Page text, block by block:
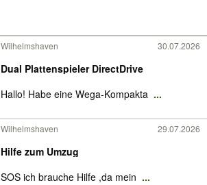
Wilhelmshaven 30.07.2026
Dual Plattenspieler DirectDrive
Hallo! Habe eine Wega-Kompakta ...
Wilhelmshaven 29.07.2026
Hilfe zum Umzug
SOS ich brauche Hilfe ,da mein ...